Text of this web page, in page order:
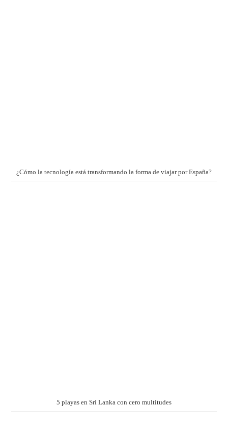
¿Cómo la tecnología está transformando la forma de viajar por España?
5 playas en Sri Lanka con cero multitudes